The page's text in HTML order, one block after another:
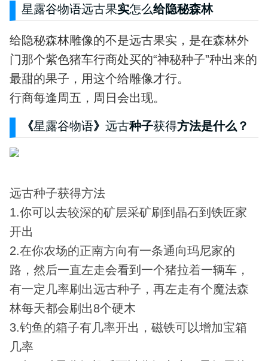
星露谷物语远古果实怎么给隐秘森林
给隐秘森林雕像的不是远古果实，是在森林外
门那个紫色猪车行商处买的“神秘种子”种出来的
最甜的果子，用这个给雕像才行。
行商每逢周五，周日会出现。
《星露谷物语》 远古种子获得方法是什么？
远古种子获得方法
1.你可以去较深的矿层采矿刷到晶石到铁匠家
开出
2.在你农场的正南方向有一条通向玛尼家的
路，然后一直左走会看到一个猪拉着一辆车，
有一定几率刷出远古种子，再左走有个魔法森
林每天都会刷出8个硬木
3.钓鱼的箱子有几率开出，磁铁可以增加宝箱
几率